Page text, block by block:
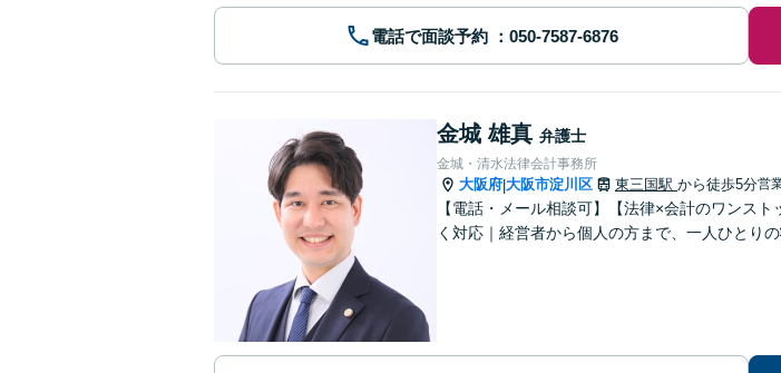
電話で面談予約
金城 雄真 弁護士
金城・清水法律会計事務所
大阪府|大阪市淀川区 東三国駅 から徒歩5分営
【電話・メール相談可】【法律×会計のワンス
く対応｜経営者から個人の方まで、一人ひとり